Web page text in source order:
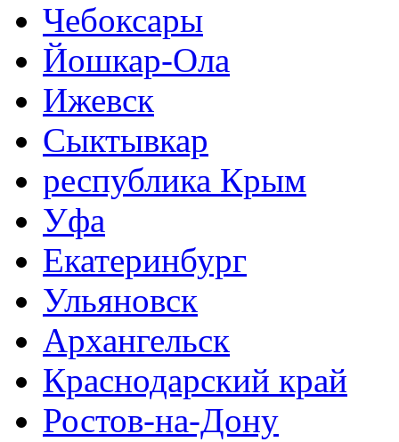
Чебоксары
Йошкар-Ола
Ижевск
Сыктывкар
республика Крым
Уфа
Екатеринбург
Ульяновск
Архангельск
Краснодарский край
Ростов-на-Дону